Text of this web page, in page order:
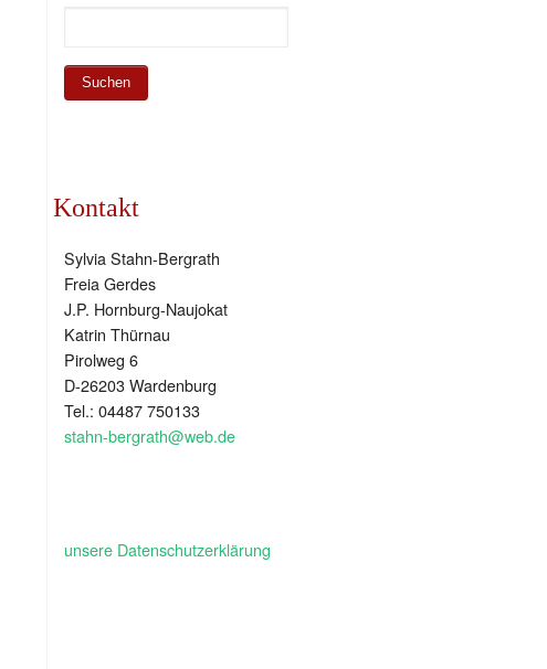
Kontakt
Sylvia Stahn-Bergrath
Freia Gerdes
J.P. Hornburg-Naujokat
Katrin Thürnau
Pirolweg 6
D-26203 Wardenburg
Tel.: 04487 750133
stahn-bergrath@web.de
unsere Datenschutzerklärung